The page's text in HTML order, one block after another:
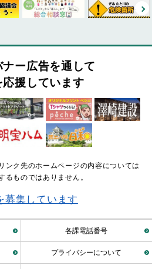
ー広告を通して
応援しています
ンク先のホームページの内容については
るものではありません。
募集しています
各課電話番号
プライバシーについて